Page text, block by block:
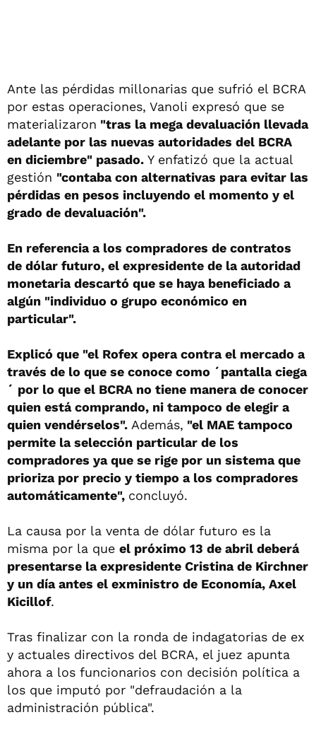
Ante las pérdidas millonarias que sufrió el BCRA
por estas operaciones, Vanoli expresó que se
materializaron "tras la mega devaluación llevada
adelante por las nuevas autoridades del BCRA
en diciembre" pasado. Y enfatizó que la actual
gestión "contaba con alternativas para evitar las
pérdidas en pesos incluyendo el momento y el
grado de devaluación".
En referencia a los compradores de contratos
de dólar futuro, el expresidente de la autoridad
monetaria descartó que se haya beneficiado a
algún "individuo o grupo económico en
particular".
Explicó que "el Rofex opera contra el mercado a
través de lo que se conoce como ´pantalla ciega
´ por lo que el BCRA no tiene manera de conocer
quien está comprando, ni tampoco de elegir a
quien vendérselos". Además, "el MAE tampoco
permite la selección particular de los
compradores ya que se rige por un sistema que
prioriza por precio y tiempo a los compradores
automáticamente", concluyó.
La causa por la venta de dólar futuro es la
misma por la que el próximo 13 de abril deberá
presentarse la expresidente Cristina de Kirchner
y un día antes el exministro de Economía, Axel
Kicillof.
Tras finalizar con la ronda de indagatorias de ex
y actuales directivos del BCRA, el juez apunta
ahora a los funcionarios con decisión política a
los que imputó por "defraudación a la
administración pública".